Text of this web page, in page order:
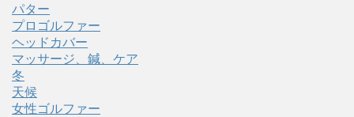
パター
プロゴルファー
ヘッドカバー
マッサージ、鍼、ケア
冬
天候
女性ゴルファー